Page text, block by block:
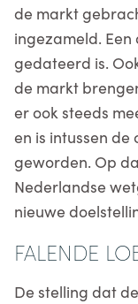
de markt
ingezameld.
gedateerd is.
de markt
er ook steeds
en is intussen
geworden. Op
Nederlandse
nieuwe
FALENDE
De stelling dat